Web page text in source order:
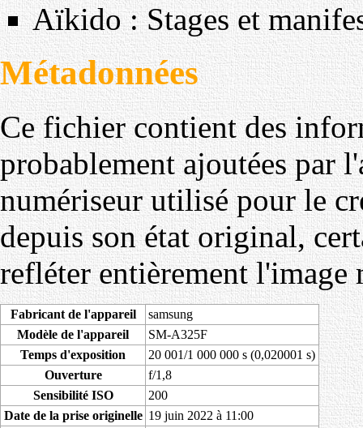
Aïkido : Stages et
Métadonnées
Ce fichier contient des
probablement ajoutées par
numériseur utilisé pour le
depuis son état original,
refléter entièrement l'image
Fabricant de l'appareil
samsung
Modèle de l'appareil
SM-A325F
Temps d'exposition
20 001/1 000 000 s (0,020001 s)
Ouverture
f/1,8
Sensibilité ISO
200
Date de la prise originelle 19 juin 2022 à 11:00